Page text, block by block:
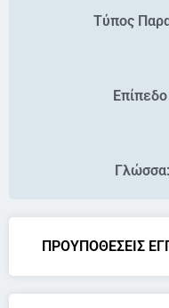
Τύπος
ΠΡΟΥΠΟΘΕΣΕΙΣ